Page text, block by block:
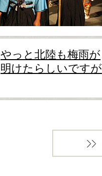
やっと北陸も梅雨が
明けたらしいですが